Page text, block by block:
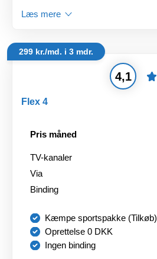
Læs mere
299 kr./md. i 3 mdr.
Flex 4
4,1
Pris måned
TV-kanaler
Via
Binding
Kæmpe sportspakke (Tilkøb)
Oprettelse 0 DKK
Ingen binding